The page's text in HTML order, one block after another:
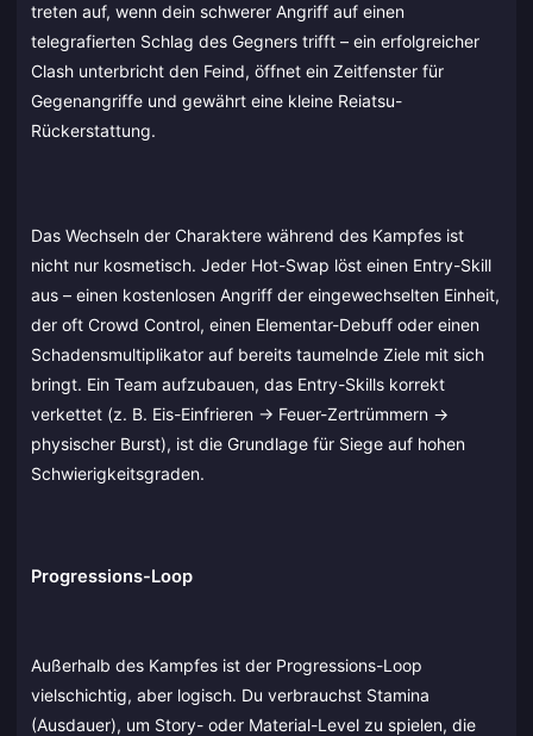
treten auf, wenn dein schwerer Angriff auf einen
telegrafierten Schlag des Gegners trifft – ein erfolgreicher
Clash unterbricht den Feind, öffnet ein Zeitfenster für
Gegenangriffe und gewährt eine kleine Reiatsu-
Rückerstattung.
Das Wechseln der Charaktere während des Kampfes ist
nicht nur kosmetisch. Jeder Hot-Swap löst einen Entry-Skill
aus – einen kostenlosen Angriff der eingewechselten Einheit,
der oft Crowd Control, einen Elementar-Debuff oder einen
Schadensmultiplikator auf bereits taumelnde Ziele mit sich
bringt. Ein Team aufzubauen, das Entry-Skills korrekt
verkettet (z. B. Eis-Einfrieren → Feuer-Zertrümmern →
physischer Burst), ist die Grundlage für Siege auf hohen
Schwierigkeitsgraden.
Progressions-Loop
Außerhalb des Kampfes ist der Progressions-Loop
vielschichtig, aber logisch. Du verbrauchst Stamina
(Ausdauer), um Story- oder Material-Level zu spielen, die